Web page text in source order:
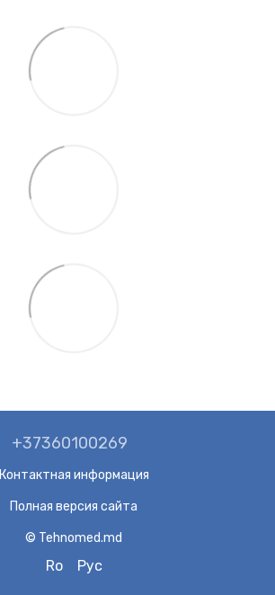
+37360100269
Контактная информация
Полная версия сайта
© Tehnomed.md
Ro Рус